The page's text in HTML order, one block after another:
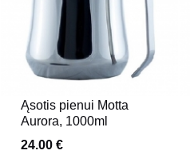
Ąsotis pienui Motta
Aurora, 1000ml
24.00 €